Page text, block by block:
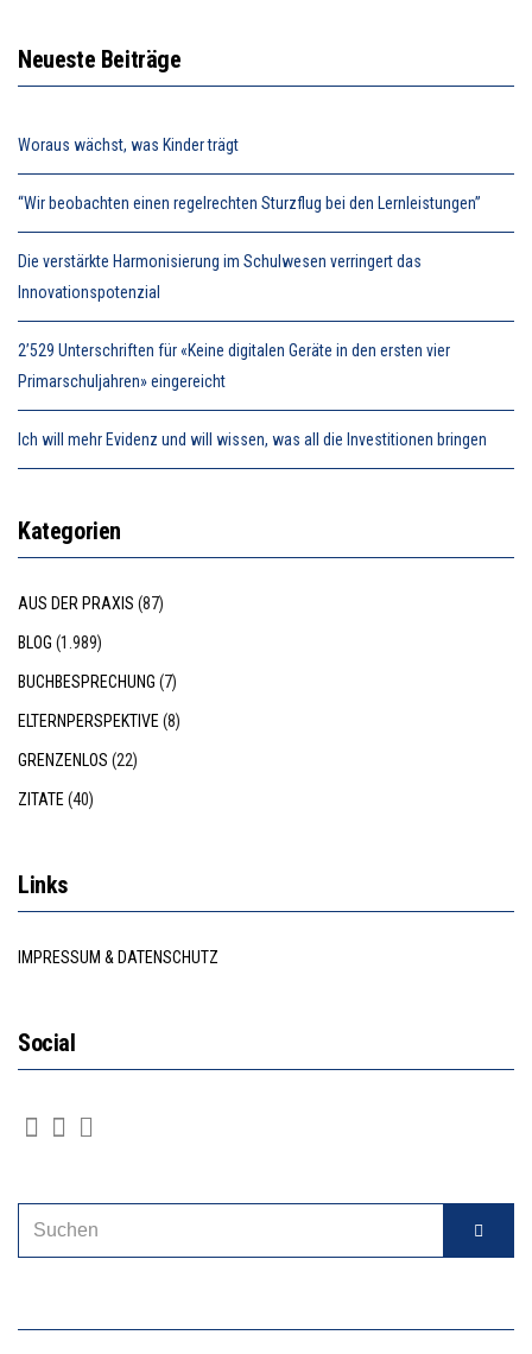
Neueste Beiträge
Woraus wächst, was Kinder trägt
“Wir beobachten einen regelrechten Sturzflug bei den Lernleistungen”
Die verstärkte Harmonisierung im Schulwesen verringert das
Innovationspotenzial
2’529 Unterschriften für «Keine digitalen Geräte in den ersten vier
Primarschuljahren» eingereicht
Ich will mehr Evidenz und will wissen, was all die Investitionen bringen
Kategorien
AUS DER PRAXIS (87)
BLOG (1.989)
BUCHBESPRECHUNG (7)
ELTERNPERSPEKTIVE(8)
GRENZENLOS (22)
ZITATE(40)
Links
IMPRESSUM & DATENSCHUTZ
Social